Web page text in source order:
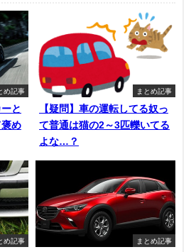
め記事
と
め
まとめ記事
【疑問】車の運転してる奴っ
て普通は猫の2～3匹轢いてる
よな…？
め記事 まとめ記事